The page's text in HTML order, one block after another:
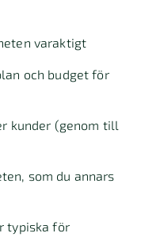
varaktigt
och budget för
kunder (genom till
som du annars
typiska för